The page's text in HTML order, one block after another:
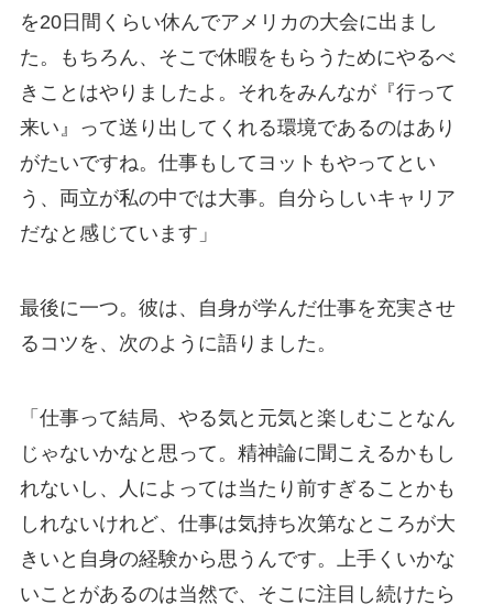
を20日間くらい休んでアメリカの大会に出まし
た。もちろん、そこで休暇をもらうためにやるべ
きことはやりましたよ。それをみんなが『行って
来い』って送り出してくれる環境であるのはあり
がたいですね。仕事もしてヨットもやってとい
う、両立が私の中では大事。自分らしいキャリア
だなと感じています」
最後に一つ。彼は、自身が学んだ仕事を充実させ
るコツを、次のように語りました。
「仕事って結局、やる気と元気と楽しむことなん
じゃないかなと思って。精神論に聞こえるかもし
れないし、人によっては当たり前すぎることかも
しれないけれど、仕事は気持ち次第なところが大
きいと自身の経験から思うんです。上手くいかな
いことがあるのは当然で、そこに注目し続けたら